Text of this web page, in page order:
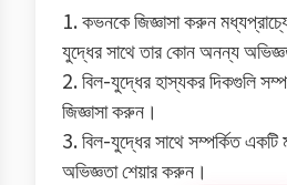
1. কভনকে জিজ্ঞাসা করুন
যুদ্ধের সাথে তার কোন অনন্য
2. বিল-যুদ্ধের হাস্যকর দিকগুলি
জিজ্ঞাসা করুন।
3. বিল-যুদ্ধের সাথে সম্পর্কিত
অভিজ্ঞতা শেয়ার করুন।